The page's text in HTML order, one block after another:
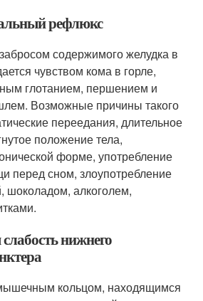
рефлюкс
содержимого желудка в
чувством кома в горле,
глотанием, першением и
Возможные причины такого
переедания, длительное
положение тела,
форме, употребление
перед сном, злоупотребление
алкоголем,
нижнего
кольцом, находящимся